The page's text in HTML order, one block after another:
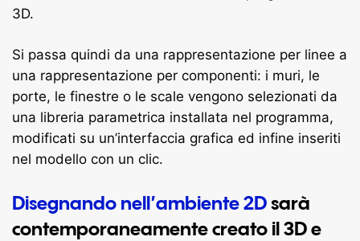
3D.
Si passa quindi da una rappresentazione per linee a
una rappresentazione per componenti: i muri, le
porte, le finestre o le scale vengono selezionati da
una libreria parametrica installata nel programma,
modificati su un’interfaccia grafica ed infine inseriti
nel modello con un clic.
Disegnando nell’ambiente 2Dsarà
contemporaneamente creato il 3D e